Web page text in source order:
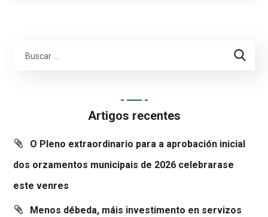
Artigos recentes
O Pleno extraordinario para a aprobación inicial
dos orzamentos municipais de 2026 celebrarase
este venres
Menos débeda, máis investimento en servizos